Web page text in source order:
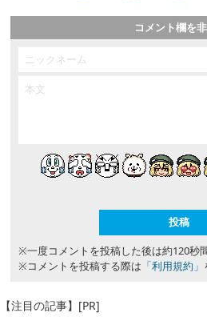
コメント欄を
※一度コメントを投稿した後は約120秒
※コメントを投稿する際は 「利用規約」
【注目の記事】[PR]